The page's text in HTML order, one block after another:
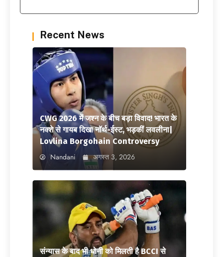
Recent News
CWG 2026 में जश्न के बीच बड़ा विवाद! भारत के
नक्शे से गायब दिखा नॉर्थ-ईस्ट, भड़कीं लवलीना|
Lovlina Borgohain Controversy
Nandani अगस्त 3, 2026
संन्यास के बाद भी धोनी को मिलती है BCCI से